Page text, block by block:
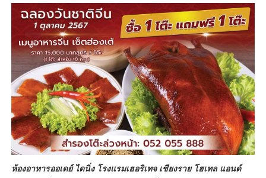
ห้องอาหารออเดย์ ไดนิ่ง โรงแรมเฮอริเทจ เชียงราย โฮเทล แอนด์